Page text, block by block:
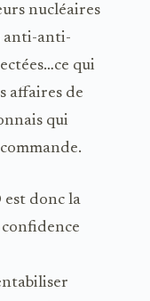
nucléaires
anti-anti-
qui
affaires de
qui
donc la
confidence